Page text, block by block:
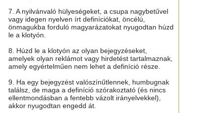
7. A nyilvánvaló hülyeségeket, a csupa nagybetűvel
vagy idegen nyelven írt definíciókat, öncélú,
önmagukba forduló magyarázatokat nyugodtan húzd
le a klotyón.
8. Húzd le a klotyón az olyan bejegyzéseket,
amelyek olyan reklámot vagy hirdetést tartalmaznak,
amely egyértelműen nem lehet a definíció része.
9. Ha egy bejegyzést valószínűtlennek, humbugnak
találsz, de maga a definíció szórakoztató (és nincs
ellentmondásban a fentebb vázolt irányelvekkel),
akkor nyugodtan engedd át.